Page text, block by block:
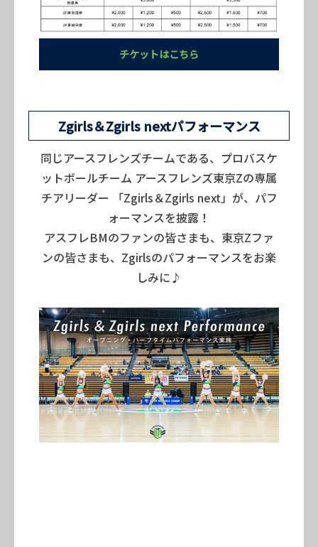
チケットはこちら
Zgirls＆Zgirls nextパフォーマンス
同じアースフレンズチームである、プロバスケ
ットボールチーム アースフレンズ東京Zの専属
チアリーダー 「Zgirls＆Zgirls next」が、パフ
ォーマンスを披露！
アスフレBMのファンの皆さまも、東京Zファ
ンの皆さまも、Zgirlsのパフォーマンスをお楽
しみに♪